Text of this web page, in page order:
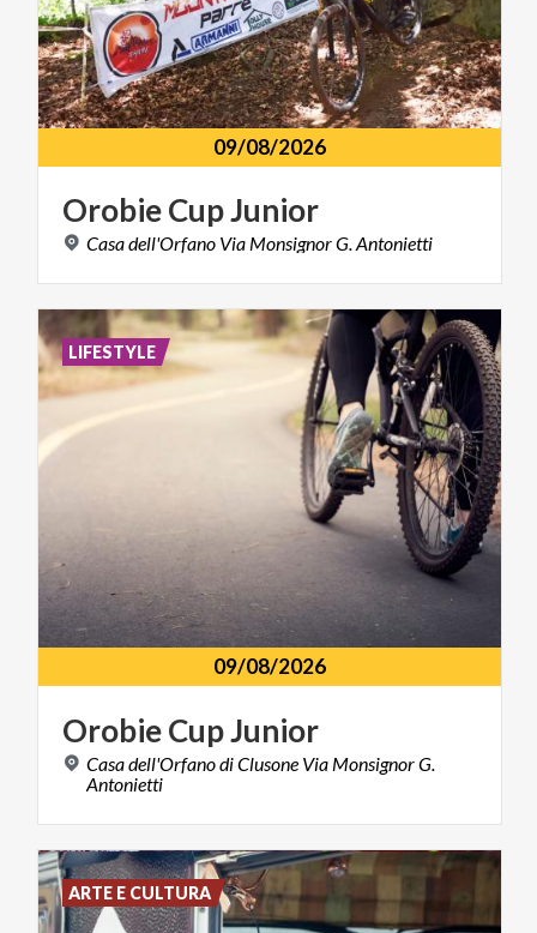
09/08/2026
OrobieCupJunior
Casadell'Orfano Via MonsignorG.Antonietti
09/08/2026
OrobieCupJunior
Casa dell'Orfano di Clusone Via Monsignor G.
Antonietti
LIFESTYLE
ARTE E CULTURA